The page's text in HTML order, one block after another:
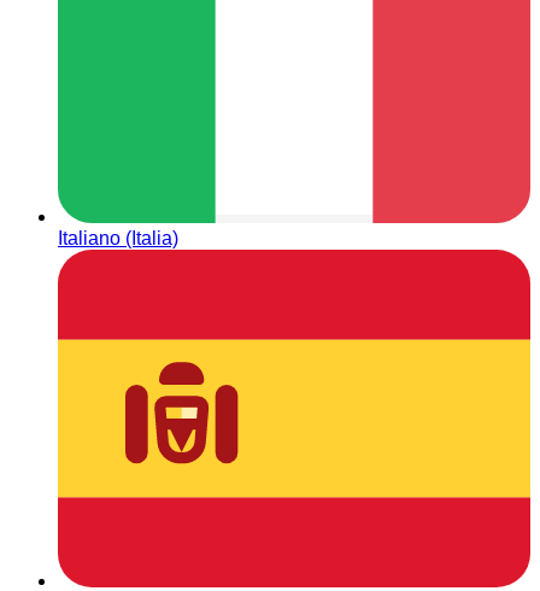
Italiano (Italia)